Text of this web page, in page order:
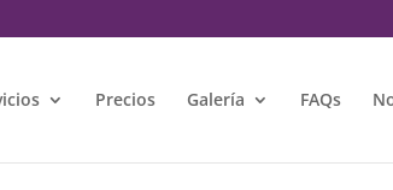
Precios Galería FAQs